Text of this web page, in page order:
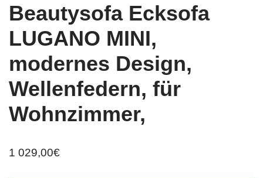
Beautysofa Ecksofa
LUGANO MINI,
modernes Design,
Wellenfedern, für
Wohnzimmer,
1 029,00€